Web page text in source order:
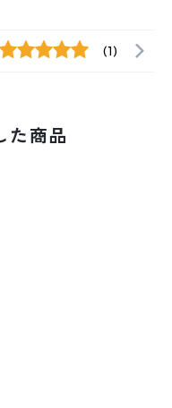
(1)
た商品